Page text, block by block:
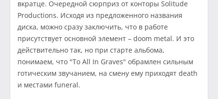
вкратце. Очередной сюрприз от конторы Solitude
Productions. Исходя из предложенного названия
диска, можно сразу заключить, что в работе
присутствует основной элемент – doom metal. И это
действительно так, но при старте альбома,
понимаем, что "To All In Graves" обрамлен сильным
готическим звучанием, на смену ему приходят death
и местами funeral.